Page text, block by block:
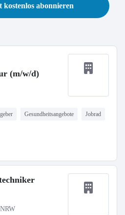
kostenlos abonnieren
(m/w/d)
Gesundheitsangebote Jobrad